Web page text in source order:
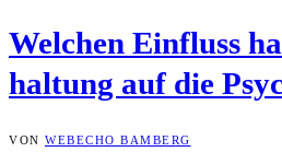
Wel­chen Ein­fluss
hal­tung auf die
VON WEBECHO BAMBERG